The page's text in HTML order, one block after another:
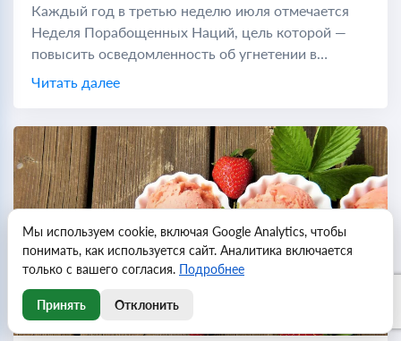
Каждый год в третью неделю июля отмечается
Неделя Порабощенных Наций, цель которой —
повысить осведомленность об угнетении в
коммунистических странах по всему миру. Во
время холодной войны "порабощенной нацией"
Читать далее
Мы используем cookie, включая Google Analytics, чтобы
понимать, как используется сайт. Аналитика включается
только с вашего согласия. Подробнее
Принять Отклонить